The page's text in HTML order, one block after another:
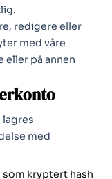
redigere eller
med våre
på annen
med
som kryptert hash